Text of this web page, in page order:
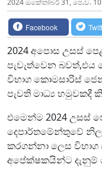
2024 ඔක්‍තෝබර් 31, පෙ.ව.
Facebook
2024 අපොස උසස්
පැවැත්වෙන බවත්,එය
විභාග කොමසාරිස්
පැවති මාධ්‍ය හමුවකදී
එමෙන්ම 2024 උසස්
දෙපාර්තමේන්තුවේ
කරගන්නා ලෙස
අපේක්ෂකයින්ට දැනුම්